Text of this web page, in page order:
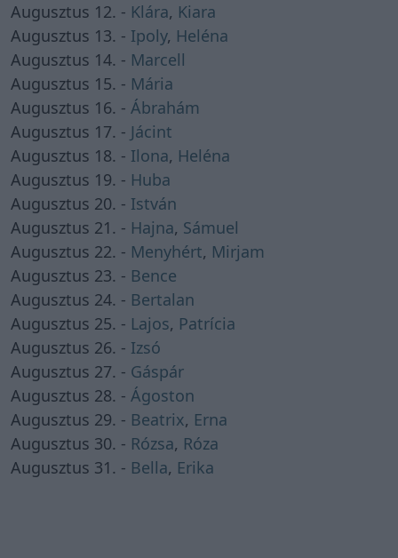
Augusztus 12. - Klára, Kiara
Augusztus 13. - Ipoly, Heléna
Augusztus 14. - Marcell
Augusztus 15. - Mária
Augusztus 16. - Ábrahám
Augusztus 17. - Jácint
Augusztus 18. - Ilona, Heléna
Augusztus 19. - Huba
Augusztus 20. - István
Augusztus 21. - Hajna, Sámuel
Augusztus 22. - Menyhért, Mirjam
Augusztus 23. - Bence
Augusztus 24. - Bertalan
Augusztus 25. - Lajos, Patrícia
Augusztus 26. - Izsó
Augusztus 27. - Gáspár
Augusztus 28. - Ágoston
Augusztus 29. - Beatrix, Erna
Augusztus 30. - Rózsa, Róza
Augusztus 31. - Bella, Erika